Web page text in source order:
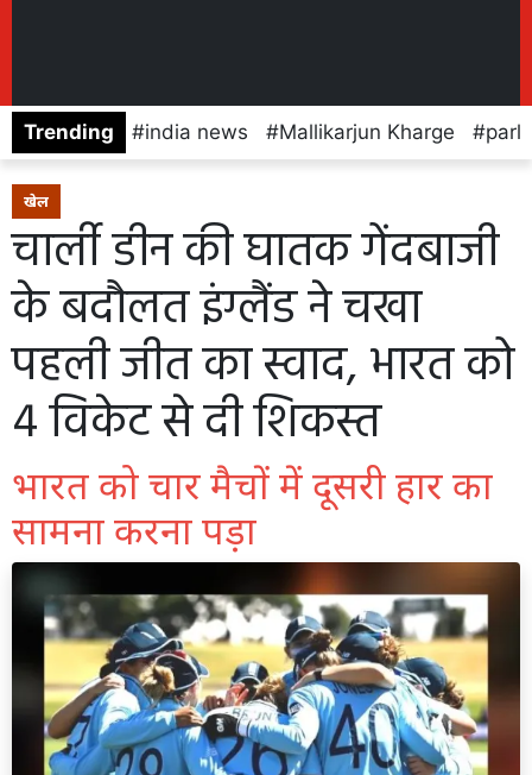
Trending india news Mallikarjun Kharge
खेल
चार्ली डीन की घातक गेंदबाजी
के बदौलत इंग्लैंड ने चखा
पहली जीत का स्वाद, भारत को
4 विकेट से दी शिकस्त
भारत को चार मैचों में दूसरी हार का
सामना करना पड़ा